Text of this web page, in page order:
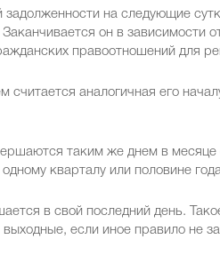
на следующие
он в зависимости
правоотношений для
считается аналогичная его
таким же днем в
кварталу или половине
в свой последний день.
если иное правило не